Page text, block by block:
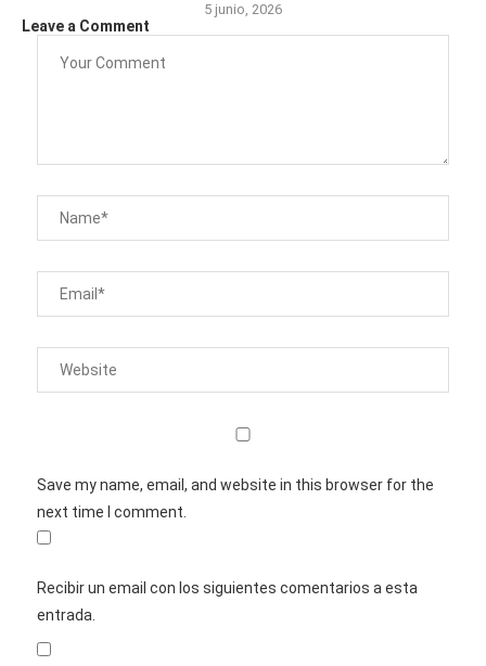
5 junio, 2026
Leave a Comment
Save my name, email, and website in this browser for the
next time I comment.
Recibir un email con los siguientes comentarios a esta
entrada.